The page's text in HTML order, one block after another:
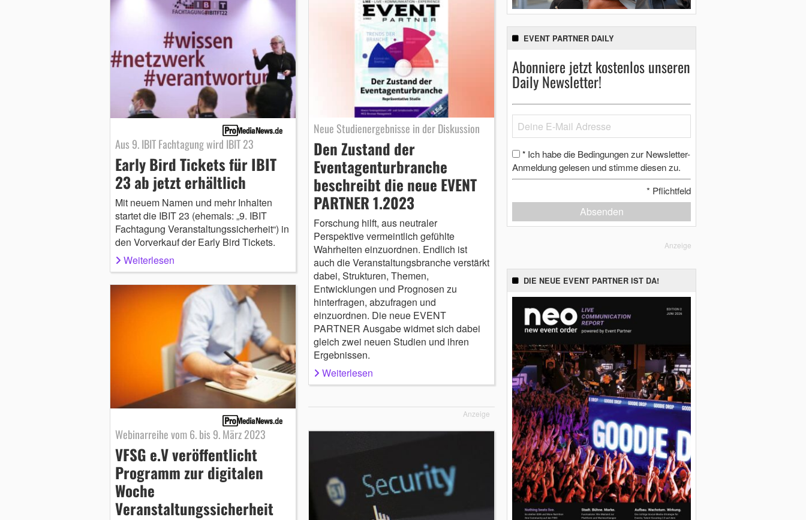
Aus 9. IBIT Fachtagung wird IBIT 23
Early Bird Tickets für IBIT
23 ab jetzt erhältlich
Mit neuem Namen und mehr Inhalten
startet die IBIT 23 (ehemals: „9. IBIT
Fachtagung Veranstaltungssicherheit“) in
den Vorverkauf der Early Bird Tickets.
Weiterlesen
Neue Studienergebnisse in der Diskussion
Den Zustand der
Eventagenturbranche
beschreibt die neue EVENT
PARTNER 1.2023
Forschung hilft, aus neutraler
Perspektive vermeintlich gefühlte
Wahrheiten einzuordnen. Endlich ist
auch die Veranstaltungsbranche verstärkt
dabei, Strukturen, Themen,
Entwicklungen und Prognosen zu
hinterfragen, abzufragen und
einzuordnen. Die neue EVENT
PARTNER Ausgabe widmet sich dabei
gleich zwei neuen Studien und ihren
Ergebnissen.
Weiterlesen
Webinarreihe vom 6. bis 9. März 2023
VFSG e.V veröffentlicht
Programm zur digitalen
Woche
Veranstaltungssicherheit
Anzeige
EVENT PARTNER DAILY
Abonniere jetzt kostenlos unseren
Daily Newsletter!
* Ich habe die Bedingungen zur Newsletter-
Anmeldung gelesen und stimme diesen zu.
* Pflichtfeld
Absenden
Anzeige
DIE NEUE EVENT PARTNER IST DA!